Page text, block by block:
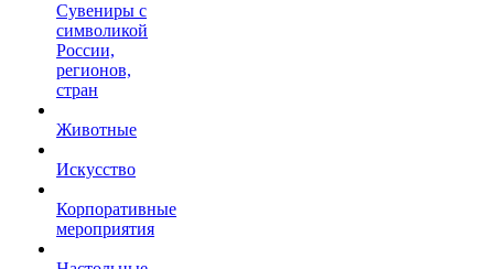
Сувениры с
символикой
России,
регионов,
стран
Животные
Искусство
Корпоративные
мероприятия